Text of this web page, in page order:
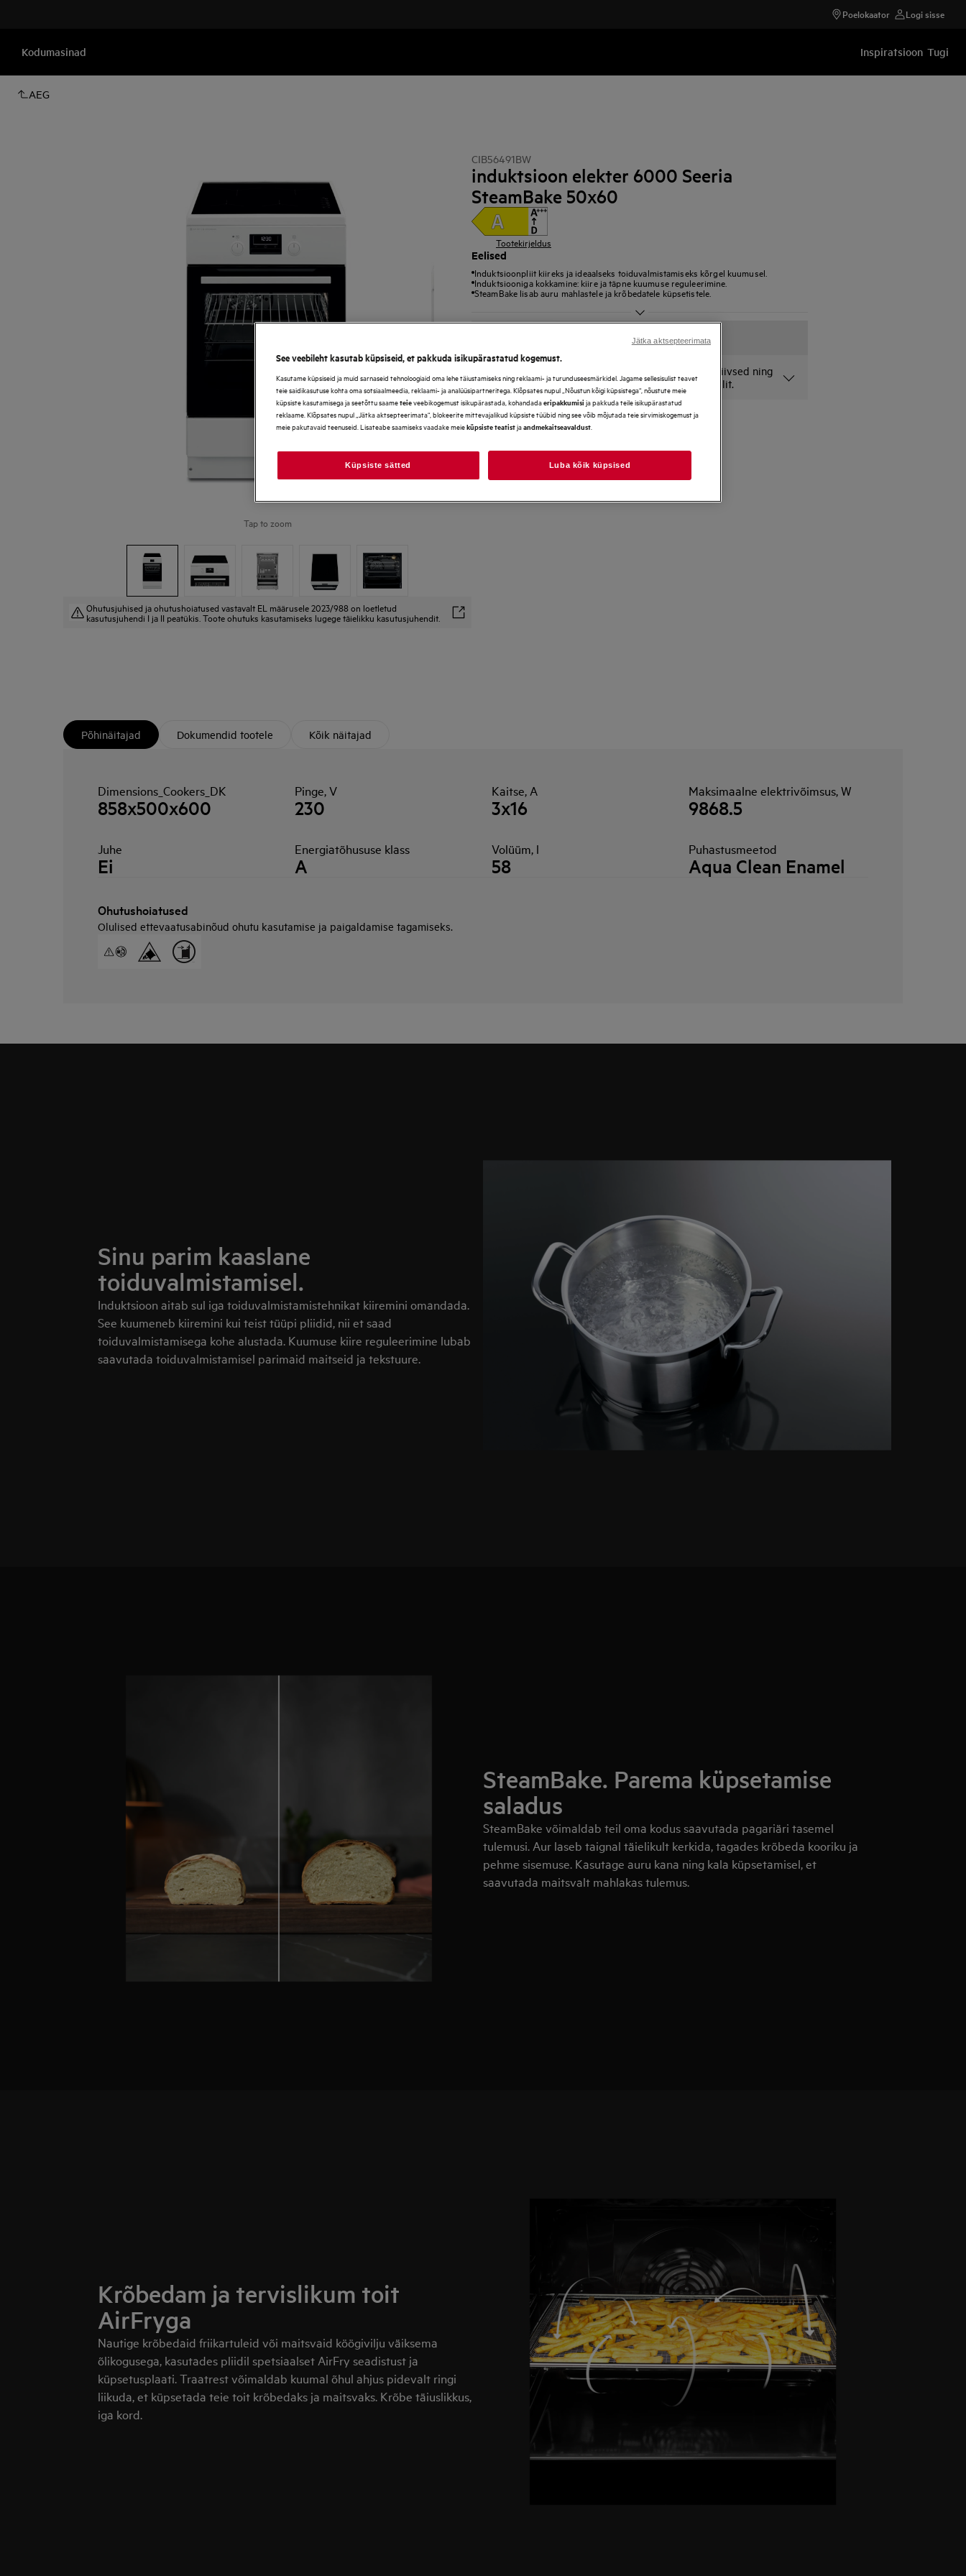
Poelokaator Logi sisse
Kodumasinad Inspiratsioon Tugi
AEG
Tap to zoom
Ohutusjuhised ja ohutushoiatused vastavalt EL määrusele 2023/988 on loetletud
kasutusjuhendi I ja II peatükis. Toote ohutuks kasutamiseks lugege täielikku kasutusjuhendit.
CIB56491BW
induktsioon elekter 6000 Seeria
SteamBake 50x60
Tootekirjeldus
Eelised
Induktsioonpliit kiireks ja ideaalseks toiduvalmistamiseks kõrgel kuumusel.
Induktsiooniga kokkamine: kiire ja täpne kuumuse reguleerimine.
SteamBake lisab auru mahlastele ja krõbedatele küpsetistele.
*Galerii fotod ja videod tootelehel on illustratiivsed ning
ei pruugi täpselt kajastada konkreetset mudelit.
Põhinäitajad Dokumendid tootele Kõik näitajad
Dimensions_Cookers_DK
858x500x600
Pinge, V
230
Kaitse, A
3x16
Maksimaalne elektrivõimsus, W
9868.5
Juhe
Ei
Energiatõhususe klass
A
Volüüm, l
58
Puhastusmeetod
Aqua Clean Enamel
Ohutushoiatused
Olulised ettevaatusabinõud ohutu kasutamise ja paigaldamise tagamiseks.
Sinu parim kaaslane
toiduvalmistamisel.
Induktsioon aitab sul iga toiduvalmistamistehnikat kiiremini omandada.
See kuumeneb kiiremini kui teist tüüpi pliidid, nii et saad
toiduvalmistamisega kohe alustada. Kuumuse kiire reguleerimine lubab
saavutada toiduvalmistamisel parimaid maitseid ja tekstuure.
SteamBake. Parema küpsetamise
saladus
SteamBake võimaldab teil oma kodus saavutada pagariäri tasemel
tulemusi. Aur laseb taignal täielikult kerkida, tagades krõbeda kooriku ja
pehme sisemuse. Kasutage auru kana ning kala küpsetamisel, et
saavutada maitsvalt mahlakas tulemus.
Krõbedam ja tervislikum toit
AirFryga
Nautige krõbedaid friikartuleid või maitsvaid köögivilju väiksema
õlikogusega, kasutades pliidil spetsiaalset AirFry seadistust ja
küpsetusplaati. Traatrest võimaldab kuumal õhul ahjus pidevalt ringi
liikuda, et küpsetada teie toit krõbedaks ja maitsvaks. Krõbe täiuslikkus,
iga kord.
See veebileht kasutab küpsiseid, et pakkuda isikupärastatud kogemust.
Kasutame küpsiseid ja muid sarnaseid tehnoloogiaid oma lehe täiustamiseks ning reklaami- ja turunduseesmärkidel. Jagame sellesisulist teavet
teie saidikasutuse kohta oma sotsiaalmeedia, reklaami- ja analüüsipartneritega. Klõpsates nupul „Nõustun kõigi küpsistega“, nõustute meie
küpsiste kasutamisega ja seetõttu saameteieveebikogemust isikupärastada, kohandadaeripakkumisi ja pakkuda teile isikupärastatud
reklaame. Klõpsates nupul „Jätka aktsepteerimata“, blokeerite mittevajalikud küpsiste tüübid ning see võib mõjutada teie sirvimiskogemust ja
meie pakutavaid teenuseid. Lisateabe saamiseks vaadake meieküpsiste teatistjaandmekaitseavaldust
Küpsiste sätted Luba kõik küpsised
Jätka aktsepteerimata